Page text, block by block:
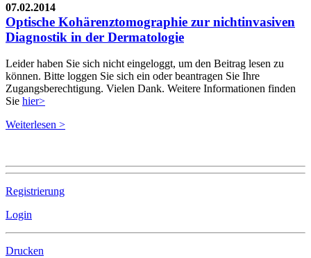
07.02.2014
Optische Kohärenztomographie zur nichtinvasiven
Diagnostik in der Dermatologie
Leider haben Sie sich nicht eingeloggt, um den Beitrag lesen zu
können. Bitte loggen Sie sich ein oder beantragen Sie Ihre
Zugangsberechtigung. Vielen Dank. Weitere Informationen finden
Sie hier>
Weiterlesen >
Registrierung
Login
Drucken